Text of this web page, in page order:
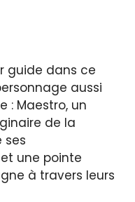
guide dans ce
aussi
: Maestro, un
de la
ses
une pointe
à travers leurs